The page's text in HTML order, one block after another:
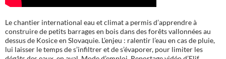
Le chantier international eau et climat a permis d’apprendre à
construire de petits barrages en bois dans des forêts vallonnées au
dessus de Kosice en Slovaquie. L’enjeu : ralentir l’eau en cas de pluie,
lui laisser le temps de s’infiltrer et de s’évaporer, pour limiter les